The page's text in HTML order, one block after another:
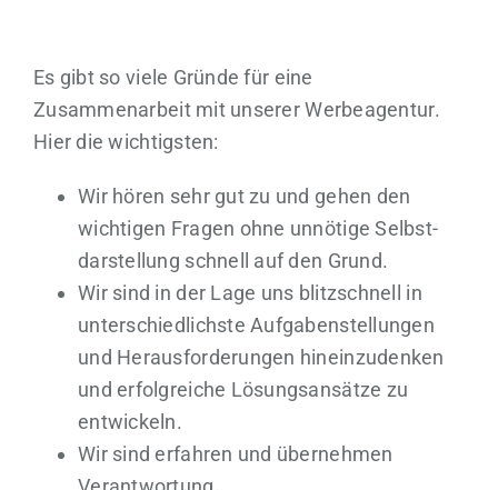
springen
Es gibt so viele Gründe für eine
Zusammenarbeit mit unserer Werbeagentur.
Hier die wichtigsten:
Wir hören sehr gut zu und gehen den
wichtigen Fragen ohne unnötige Selbst­
darstellung schnell auf den Grund.
Wir sind in der Lage uns blitz­schnell in
unterschiedlichste Aufgaben­stellungen
und Heraus­forderungen hinein­zudenken
und erfolg­reiche Lösungs­ansätze zu
entwickeln.
Wir sind erfahren und übernehmen